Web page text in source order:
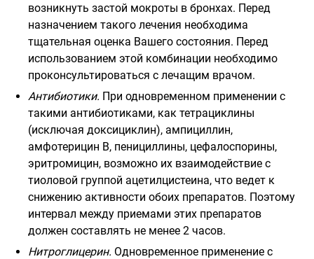
возникнуть застой мокроты в бронхах. Перед
назначением такого лечения необходима
тщательная оценка Вашего состояния. Перед
использованием этой комбинации необходимо
проконсультироваться с лечащим врачом.
Антибиотики. При одновременном применении с
такими антибиотиками, как тетрациклины
(исключая доксициклин), ампициллин,
амфотерицин В, пенициллины, цефалоспорины,
эритромицин, возможно их взаимодействие с
тиоловой группой ацетилцистеина, что ведет к
снижению активности обоих препаратов. Поэтому
интервал между приемами этих препаратов
должен составлять не менее 2 часов.
Нитроглицерин. Одновременное применение с